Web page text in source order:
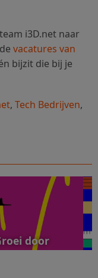
i3D.net naar
vacatures van
bijzit die bij je
, Tech Bedrijven,
door